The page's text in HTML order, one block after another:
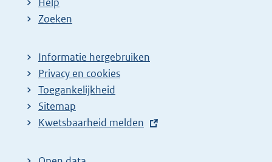
Help
Zoeken
Informatie hergebruiken
Privacy en cookies
Toegankelijkheid
Sitemap
E
t
Kwetsbaarheid melden